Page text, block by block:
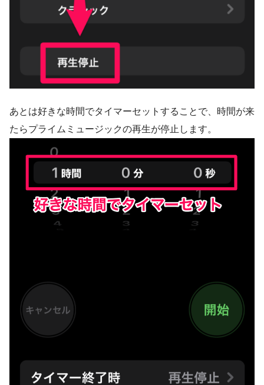
あとは好きな時間でタイマーセットすることで、時間が来
たらプライムミュージックの再生が停止します。